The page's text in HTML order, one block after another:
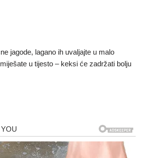
jagode, lagano ih uvaljajte u malo
u tijesto – keksi će zadržati bolju